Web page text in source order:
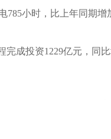
785小时，比上年同期增
成投资1229亿元，同